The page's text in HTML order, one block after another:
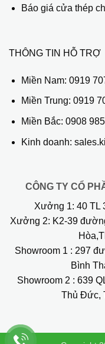
Báo giá cửa thép
THÔNG TIN HỖ TRỢ
Miền Nam: 0919
Miền Trung: 0919
Miền Bắc: 0908
Kinh doanh:
CÔNG TY CỔ
Xưởng 1: 40 TL
Xưởng 2: K2-39
Showroom 1 : 297
Bình
Showroom 2 : 639
Thủ Đức,